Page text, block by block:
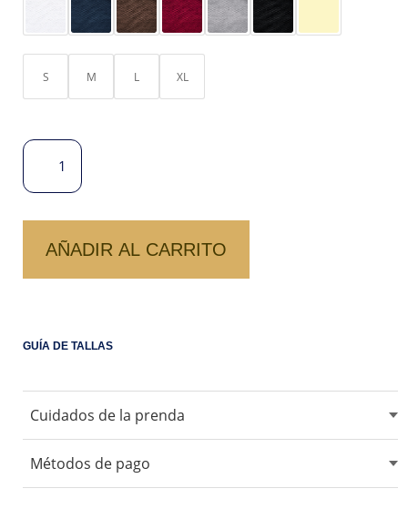
S/ 89.00.S/ 70.00.
S M L XL
POLO
GOLDEN
CANTIDAD
AÑADIR AL CARRITO
GUÍA DE TALLAS
Cuidados de la prenda
No usar maquina secadora.
Métodos de pago